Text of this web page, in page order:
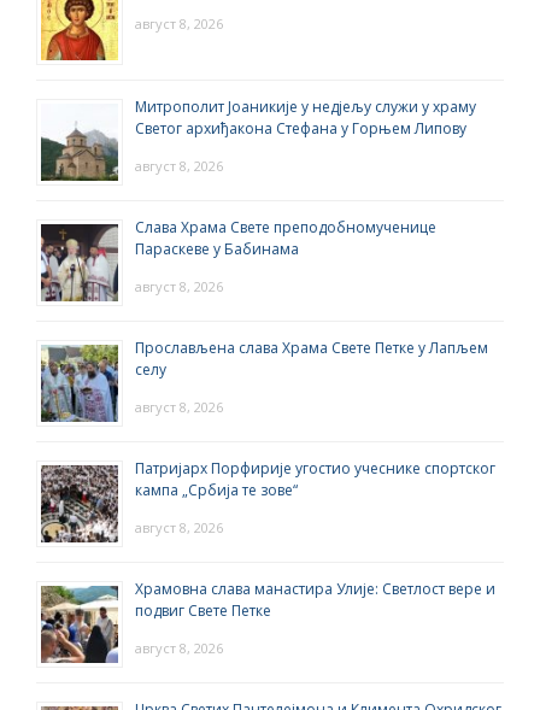
август 8, 2026
Митрополит Јоаникије у недјељу служи у храму
Светог архиђакона Стефана у Горњем Липову
август 8, 2026
Слава Храма Свете преподобномученице
Параскеве у Бабинама
август 8, 2026
Прослављена слава Храма Свете Петке у Лапљем
селу
август 8, 2026
Патријарх Порфирије угостио учеснике спортског
кампа „Србија те зове“
август 8, 2026
Храмовна слава манастира Улије: Светлост вере и
подвиг Свете Петке
август 8, 2026